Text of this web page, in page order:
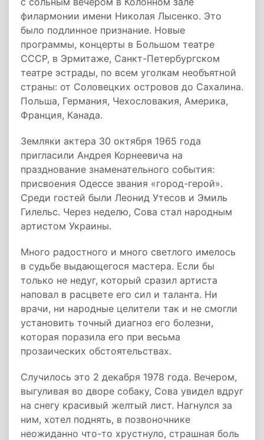
филармонии имени Николая Лысенко. Это
было подлинное признание. Новые
программы, концерты в Большом театре
СССР, в Эрмитаже, Санкт-Петербургском
театре эстрады, по всем уголкам необъятной
страны: от Соловецких островов до Сахалина.
Польша, Германия, Чехословакия, Америка,
Франция, Канада.
Земляки актера 30 октября 1965 года
пригласили Андрея Корнеевича на
празднование знаменательного события:
присвоения Одессе звания «город-герой».
Среди гостей были Леонид Утесов и Эмиль
Гилельс. Через неделю, Сова стал народным
артистом Украины.
Много радостного и много светлого имелось
в судьбе выдающегося мастера. Если бы
только не недуг, который сразил артиста
наповал в расцвете его сил и таланта. Ни
врачи, ни народные целители так и не смогли
установить точный диагноз его болезни,
которая поразила его при весьма
прозаических обстоятельствах.
Случилось это 2 декабря 1978 года. Вечером,
выгуливая во дворе собаку, Сова увидел вдруг
на снегу красивый желтый лист. Нагнулся за
ним, хотел поднять, в позвоночнике
неожиданно что-то хрустнуло, страшная боль